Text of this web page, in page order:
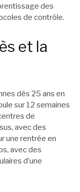
des
de contrôle.
et la
dès 25 ans en
sur 12 semaines
de
avec des
une rentrée en
avec des
d’une